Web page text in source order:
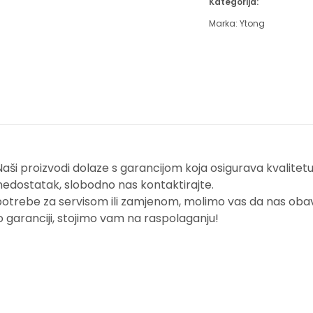
Marka: Ytong
proizvodi dolaze s garancijom koja osigurava
slobodno nas kontaktirajte.
za servisom ili zamjenom, molimo vas da nas
stojimo vam na raspolaganju!